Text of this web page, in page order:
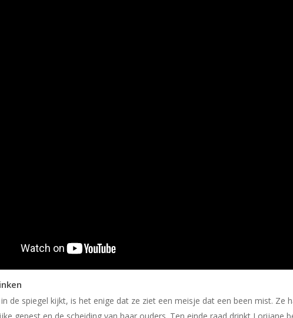
de spiegel kijkt, is het enige dat ze ziet een meisje dat een been mist.